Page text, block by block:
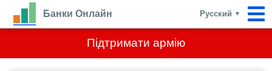
Підтримати армію
Банки Онлайн Русский ▼